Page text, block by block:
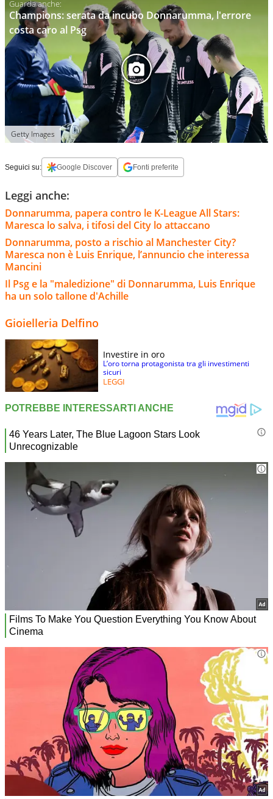
Champions: serata da incubo Donnarumma, l'errore
costa caro al Psg
Getty Images
Seguici su: Google Discover Fonti preferite
Leggi anche:
Donnarumma, papera contro le K-League All Stars:
Maresca lo salva, i tifosi del City lo attaccano
Donnarumma, posto a rischio al Manchester City?
Maresca non è Luis Enrique, l’annuncio che interessa
Mancini
Il Psg e la "maledizione" di Donnarumma, Luis Enrique
ha un solo tallone d'Achille
Gioielleria Delfino
Investire in oro
L’oro torna protagonista tra gli investimenti
sicuri
LEGGI